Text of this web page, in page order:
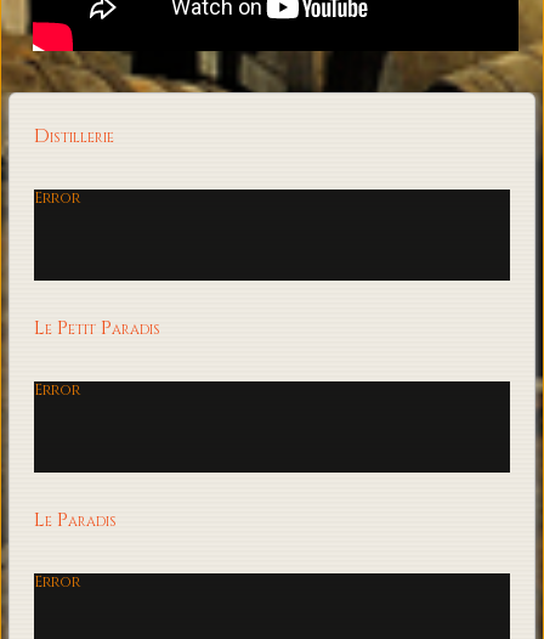
Distillerie
Error
Le Petit Paradis
Error
Le Paradis
Error